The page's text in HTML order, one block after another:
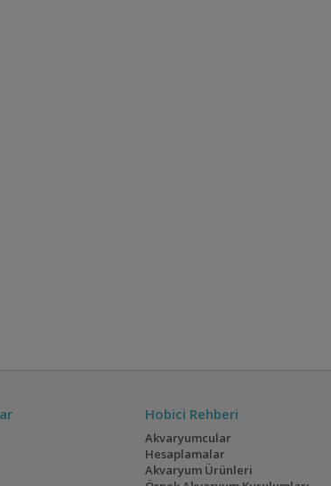
Hobici Rehberi
Akvaryumcular
Hesaplamalar
Akvaryum Ürünleri